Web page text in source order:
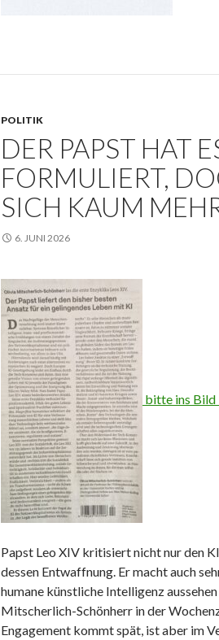
POLITIK
DER PAPST HAT
FORMULIERT,
SICH KAUM
6. JUNI 2026
bitte ins Bild
Papst Leo XIV kritisiert nicht nur den
dessen Entwaffnung. Er macht auch
humane künstliche Intelligenz
Mitscherlich-Schönherr in der
Engagement kommt spät, ist aber im